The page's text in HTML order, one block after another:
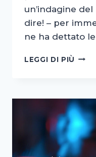
un’indagine
dire! – per
ne ha dettato
LEGGI DI PIÙ LOGO
–
IRON